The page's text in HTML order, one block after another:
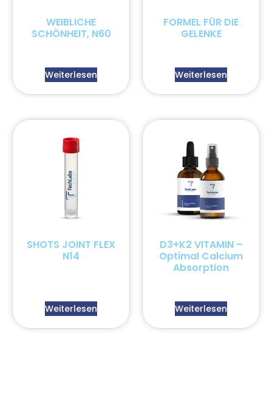
WEIBLICHE
SCHÖNHEIT, N60
Weiterlesen
FORMEL FÜR DIE
GELENKE
Weiterlesen
SHOTS JOINT FLEX
N14
Weiterlesen
D3+K2 VITAMIN –
Optimal Calcium
Absorption
Weiterlesen